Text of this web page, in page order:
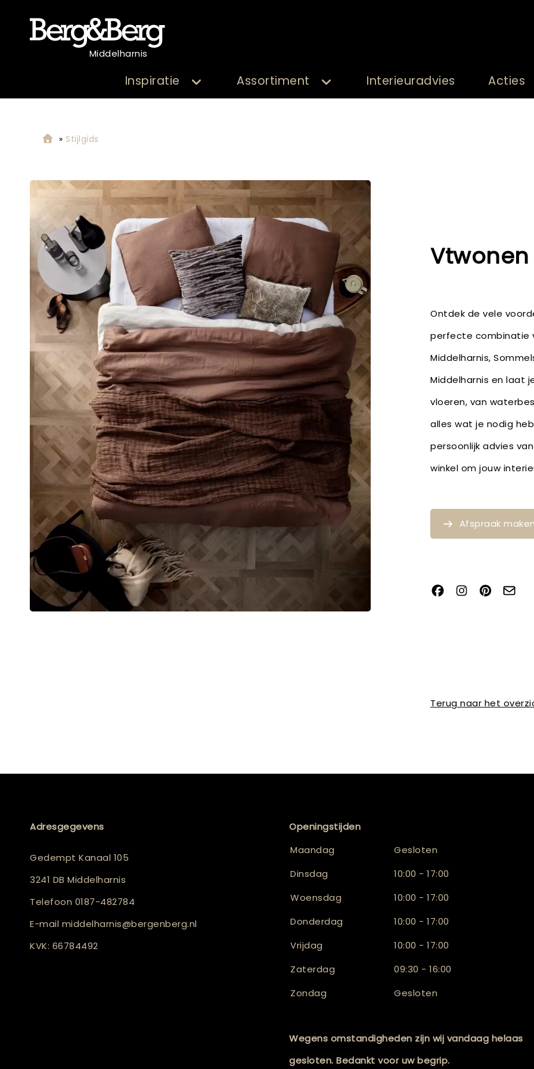
Middelharnis
Inspiratie Assortiment Interieuradvies Acties
» Stijlgids
Ontdek de vele
perfecte combinatie
Middelharnis,
Middelharnis en laat
vloeren, van
alles wat je nodig
persoonlijk advies
winkel om jouw
Afspraak
Terug naar het
Adresgegevens
Gedempt Kanaal 105
3241 DB Middelharnis
Telefoon 0187-482784
E-mail middelharnis@bergenberg.nl
KVK: 66784492
Openingstijden
Maandag
Gesloten
Dinsdag
10:00 - 17:00
Woensdag
10:00 - 17:00
Donderdag
10:00 - 17:00
Vrijdag
10:00 - 17:00
Zaterdag
09:30 - 16:00
Zondag
Gesloten
Wegens omstandigheden zijn wij vandaag helaas
gesloten. Bedankt voor uw begrip.